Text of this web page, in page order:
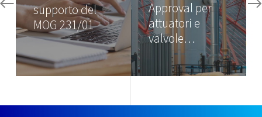
supporto del
MOG 231/01
Approval per
attuatori e
valvole…